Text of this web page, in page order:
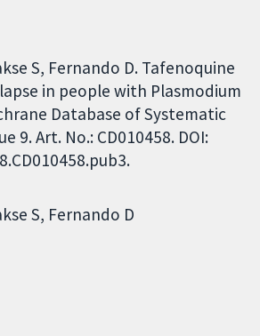
S, Fernando D. Tafenoquine
in people with Plasmodium
Database of Systematic
9. Art. No.: CD010458. DOI:
S Fernando D